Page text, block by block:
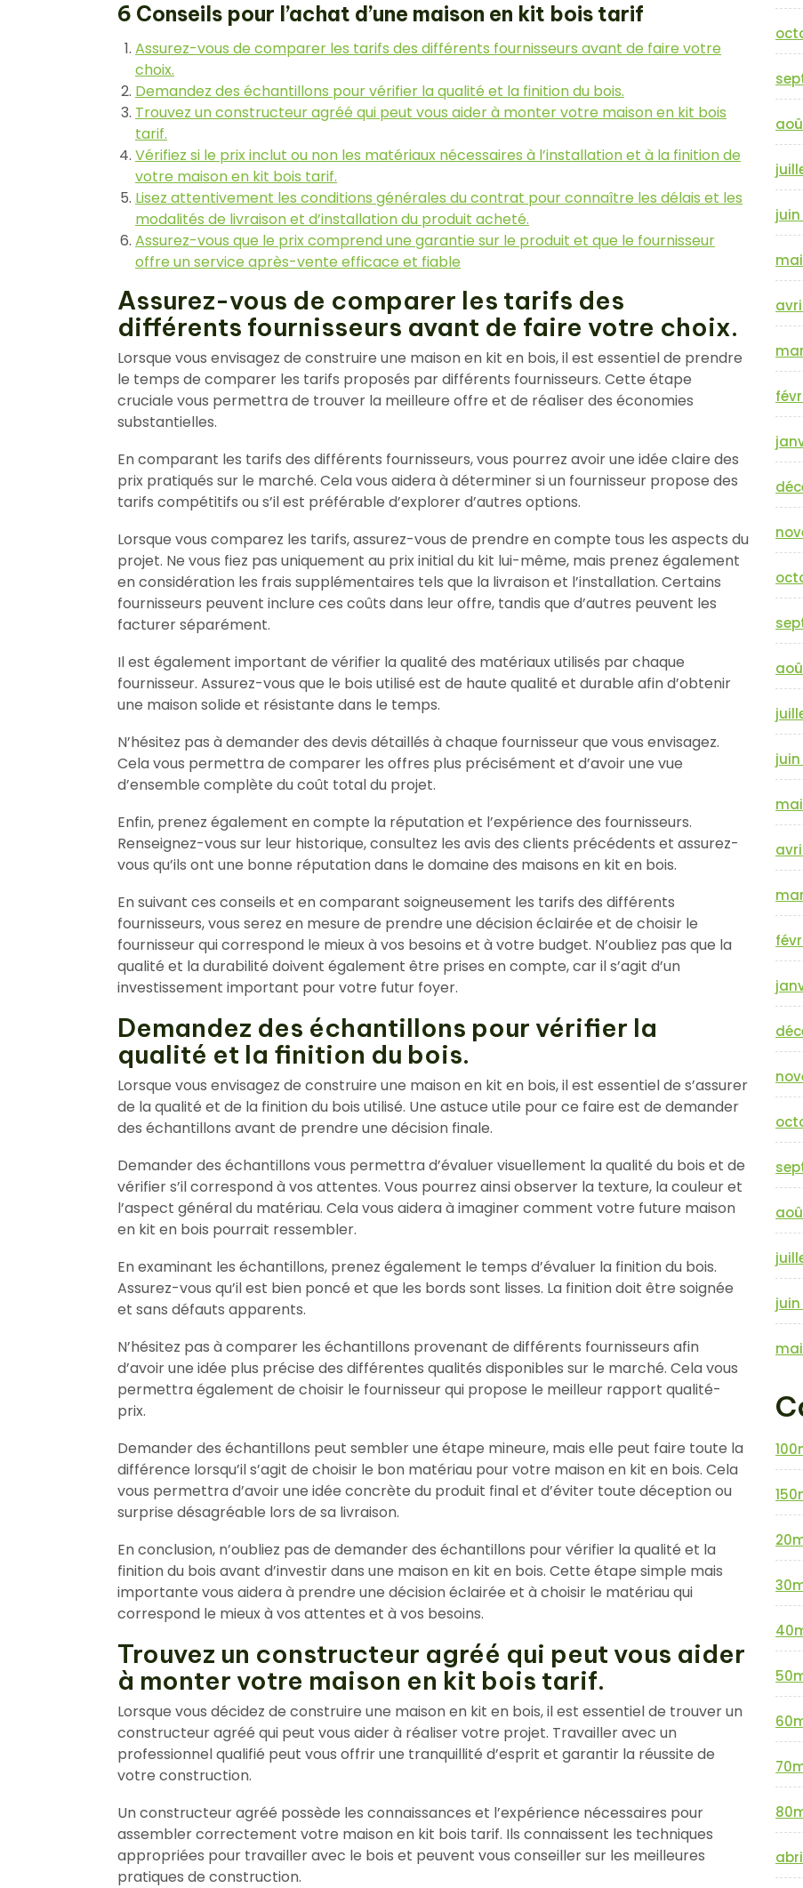
6 Conseils pour l’achat d’une maison en kit bois tarif
Assurez-vous de comparer les tarifs des différents fournisseurs avant de faire votre
choix.
Demandez des échantillons pour vérifier la qualité et la finition du bois.
Trouvez un constructeur agréé qui peut vous aider à monter votre maison en kit bois
tarif.
Vérifiez si le prix inclut ou non les matériaux nécessaires à l’installation et à la finition de
votre maison en kit bois tarif.
Lisez attentivement les conditions générales du contrat pour connaître les délais et les
modalités de livraison et d’installation du produit acheté.
Assurez-vous que le prix comprend une garantie sur le produit et que le fournisseur
offre un service après-vente efficace et fiable
Assurez-vous de comparer les tarifs des
différents fournisseurs avant de faire votre choix.
Lorsque vous envisagez de construire une maison en kit en bois, il est essentiel de prendre
le temps de comparer les tarifs proposés par différents fournisseurs. Cette étape
cruciale vous permettra de trouver la meilleure offre et de réaliser des économies
substantielles.
En comparant les tarifs des différents fournisseurs, vous pourrez avoir une idée claire des
prix pratiqués sur le marché. Cela vous aidera à déterminer si un fournisseur propose des
tarifs compétitifs ou s’il est préférable d’explorer d’autres options.
Lorsque vous comparez les tarifs, assurez-vous de prendre en compte tous les aspects du
projet. Ne vous fiez pas uniquement au prix initial du kit lui-même, mais prenez également
en considération les frais supplémentaires tels que la livraison et l’installation. Certains
fournisseurs peuvent inclure ces coûts dans leur offre, tandis que d’autres peuvent les
facturer séparément.
Il est également important de vérifier la qualité des matériaux utilisés par chaque
fournisseur. Assurez-vous que le bois utilisé est de haute qualité et durable afin d’obtenir
une maison solide et résistante dans le temps.
N’hésitez pas à demander des devis détaillés à chaque fournisseur que vous envisagez.
Cela vous permettra de comparer les offres plus précisément et d’avoir une vue
d’ensemble complète du coût total du projet.
Enfin, prenez également en compte la réputation et l’expérience des fournisseurs.
Renseignez-vous sur leur historique, consultez les avis des clients précédents et assurez-
vous qu’ils ont une bonne réputation dans le domaine des maisons en kit en bois.
En suivant ces conseils et en comparant soigneusement les tarifs des différents
fournisseurs, vous serez en mesure de prendre une décision éclairée et de choisir le
fournisseur qui correspond le mieux à vos besoins et à votre budget. N’oubliez pas que la
qualité et la durabilité doivent également être prises en compte, car il s’agit d’un
investissement important pour votre futur foyer.
Demandez des échantillons pour vérifier la
qualité et la finition du bois.
Lorsque vous envisagez de construire une maison en kit en bois, il est essentiel de s’assurer
de la qualité et de la finition du bois utilisé. Une astuce utile pour ce faire est de demander
des échantillons avant de prendre une décision finale.
Demander des échantillons vous permettra d’évaluer visuellement la qualité du bois et de
vérifier s’il correspond à vos attentes. Vous pourrez ainsi observer la texture, la couleur et
l’aspect général du matériau. Cela vous aidera à imaginer comment votre future maison
en kit en bois pourrait ressembler.
En examinant les échantillons, prenez également le temps d’évaluer la finition du bois.
Assurez-vous qu’il est bien poncé et que les bords sont lisses. La finition doit être soignée
et sans défauts apparents.
N’hésitez pas à comparer les échantillons provenant de différents fournisseurs afin
d’avoir une idée plus précise des différentes qualités disponibles sur le marché. Cela vous
permettra également de choisir le fournisseur qui propose le meilleur rapport qualité-
prix.
Demander des échantillons peut sembler une étape mineure, mais elle peut faire toute la
différence lorsqu’il s’agit de choisir le bon matériau pour votre maison en kit en bois. Cela
vous permettra d’avoir une idée concrète du produit final et d’éviter toute déception ou
surprise désagréable lors de sa livraison.
En conclusion, n’oubliez pas de demander des échantillons pour vérifier la qualité et la
finition du bois avant d’investir dans une maison en kit en bois. Cette étape simple mais
importante vous aidera à prendre une décision éclairée et à choisir le matériau qui
correspond le mieux à vos attentes et à vos besoins.
Trouvez un constructeur agréé qui peut vous aider
à monter votre maison en kit bois tarif.
Lorsque vous décidez de construire une maison en kit en bois, il est essentiel de trouver un
constructeur agréé qui peut vous aider à réaliser votre projet. Travailler avec un
professionnel qualifié peut vous offrir une tranquillité d’esprit et garantir la réussite de
votre construction.
Un constructeur agréé possède les connaissances et l’expérience nécessaires pour
assembler correctement votre maison en kit bois tarif. Ils connaissent les techniques
appropriées pour travailler avec le bois et peuvent vous conseiller sur les meilleures
pratiques de construction.
juin
juin
abri